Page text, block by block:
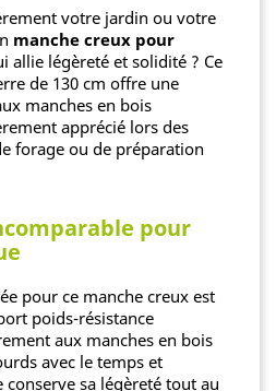
votre jardin ou votre
manche creux pour
allie légèreté et solidité ? Ce
de 130 cm offre une
manches en bois
apprécié lors des
forage ou de préparation
pour
pour ce manche creux est
poids-résistance
aux manches en bois
avec le temps et
sa légèreté tout au